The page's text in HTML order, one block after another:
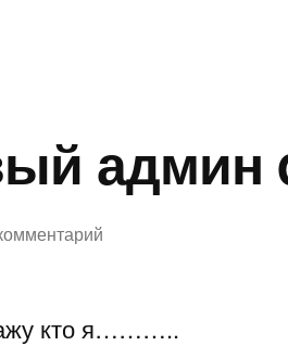
админ
к
кто я………..